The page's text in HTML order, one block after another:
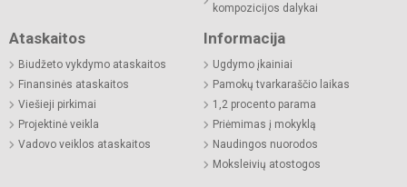
kompozicijos dalykai
Ataskaitos
Biudžeto vykdymo ataskaitos
Finansinės ataskaitos
Viešieji pirkimai
Projektinė veikla
Vadovo veiklos ataskaitos
Informacija
Ugdymo įkainiai
Pamokų tvarkaraščio laikas
1,2 procento parama
Priėmimas į mokyklą
Naudingos nuorodos
Moksleivių atostogos